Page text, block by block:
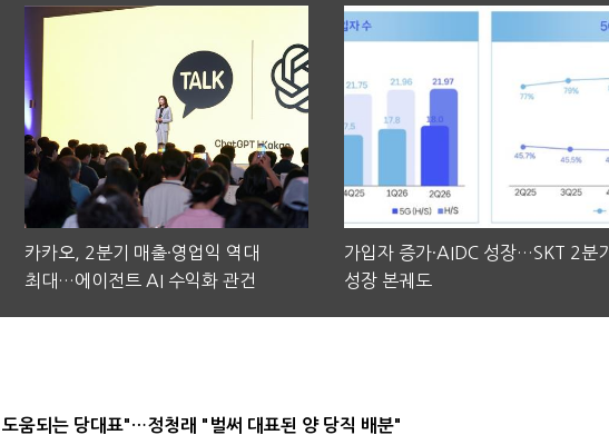
카카오, 2분기 매출·영업익 역대
최대…에이전트 AI 수익화 관건
가입자 증가·AIDC 성장…SKT 2분기
성장 본궤도
움되는 당대표"…정청래 "벌써 대표된 양 당직 배분"